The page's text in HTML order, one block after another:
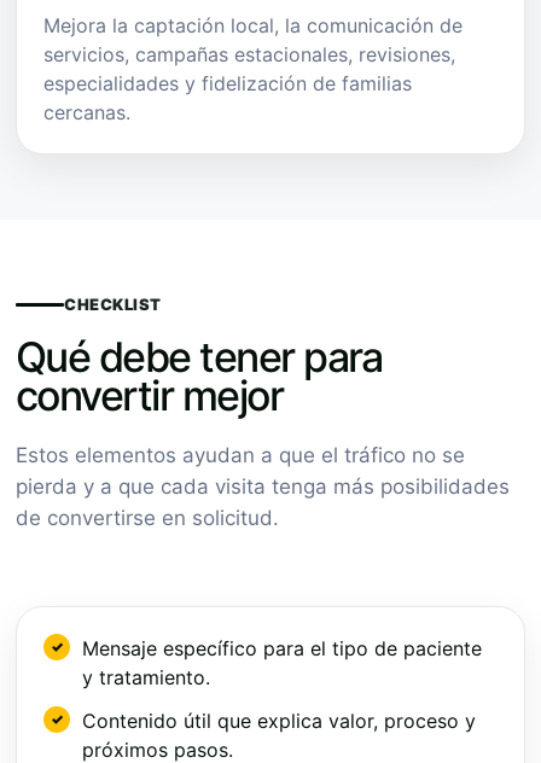
Mejora la captación local, la comunicación de
servicios, campañas estacionales, revisiones,
especialidades y fidelización de familias
cercanas.
CHECKLIST
Qué debe tener para
convertir mejor
Estos elementos ayudan a que el tráfico no se
pierda y a que cada visita tenga más posibilidades
de convertirse en solicitud.
Mensaje específico para el tipo de paciente
y tratamiento.
Contenido útil que explica valor, proceso y
próximos pasos.